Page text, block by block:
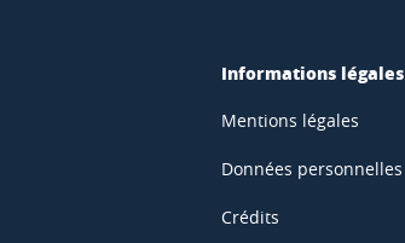
Informations légales
Mentions légales
Données personnelles
Crédits